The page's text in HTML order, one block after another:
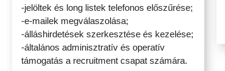
-jelöltek és long listek telefonos előszűrése;
-e-mailek megválaszolása;
-álláshirdetések szerkesztése és kezelése;
-általános adminisztratív és operatív
támogatás a recruitment csapat számára.